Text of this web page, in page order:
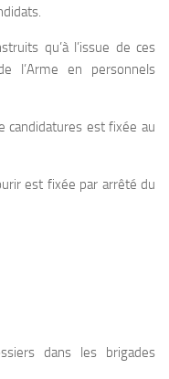
qu’à l’issue de ces
l’Arme en personnels
candidatures est fixée au
est fixée par arrêté du
dans les brigades